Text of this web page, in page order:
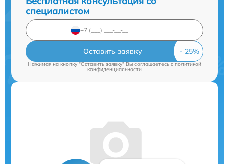
специалистом
Оставить заявку
Нажимая на кнопку "Оставить заявку" Вы соглашаетесь cполитикой
конфиденциальности